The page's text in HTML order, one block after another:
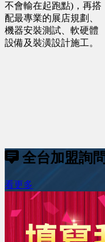
不會輸在起跑點)，再搭
配最專業的展店規劃、
機器安裝測試、軟硬體
設備及裝潢設計施工。
全台加盟詢問
看更多